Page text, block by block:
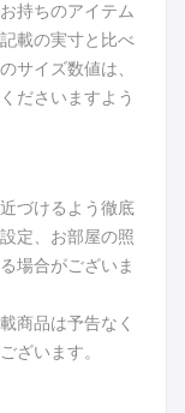
持ちのアイテム
載の実寸と比べ
サイズ数値は、
ださいますよう
づけるよう徹底
定、お部屋の照
場合がございま
商品は予告なく
ざいます。